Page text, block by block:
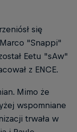
się
"Snappi"
Eetu "sAw"
z ENCE.
Mimo że
wspomniane
trwała w